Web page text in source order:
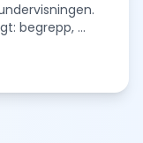
begrepp, ...